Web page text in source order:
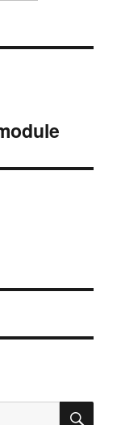
搜